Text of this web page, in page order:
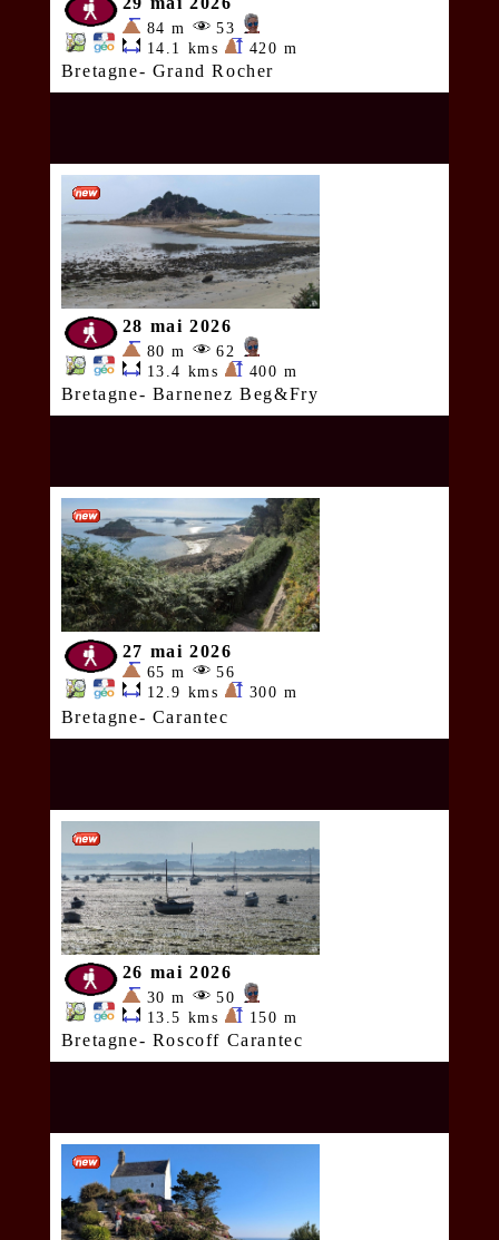
84 m
53
14.1 kms
420 m
Bretagne- Grand Rocher
28 mai 2026
80 m
62
13.4 kms
400 m
Bretagne- Barnenez Beg&Fry
27 mai 2026
65 m
56
12.9 kms
300 m
Bretagne- Carantec
26 mai 2026
30 m
50
13.5 kms
150 m
Bretagne- Roscoff Carantec